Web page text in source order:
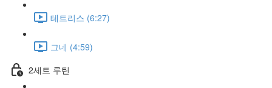
테트리스 (6:27)
그네 (4:59)
2세트 루틴